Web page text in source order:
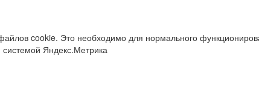
cookie. Это необходимо для нормального
системой Яндекс.Метрика